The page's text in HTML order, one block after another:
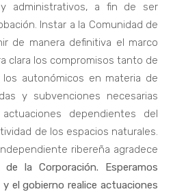
y administrativos, a fin de ser
Instar a la Comunidad de
de manera definitiva el marco
clara los compromisos tanto de
autonómicos en materia de
y subvenciones necesarias
dependientes del
de los espacios naturales.
ribereña agradece
la Corporación. Esperamos
el gobierno realice actuaciones